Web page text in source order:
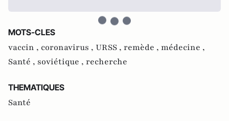
MOTS-CLES
vaccin , coronavirus , URSS , remède , médecine ,
Santé , soviétique , recherche
THEMATIQUES
Santé